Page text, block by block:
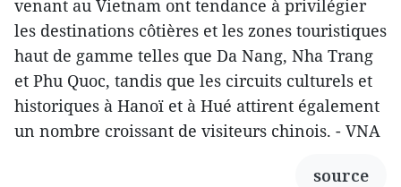
venant au Vietnam ont tendance à privilégier
les destinations côtières et les zones touristiques
haut de gamme telles que Da Nang, Nha Trang
et Phu Quoc, tandis que les circuits culturels et
historiques à Hanoï et à Hué attirent également
un nombre croissant de visiteurs chinois. - VNA
source